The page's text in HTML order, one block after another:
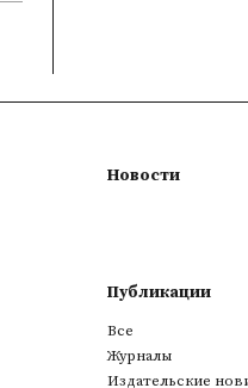
Новости
Публикации
Все
Журналы
Издательские